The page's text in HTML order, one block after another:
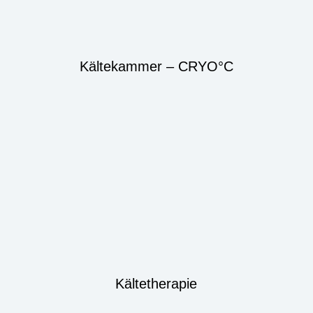
Kältekammer – CRYO°C
Kältetherapie